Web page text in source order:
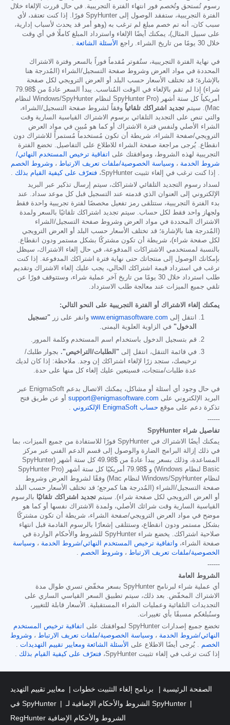
رسوم تُستحق وتُخصم فور انتهاء الفترة التجريبية. في حال قررت الإلغاء خلال
الفترة التجريبية، ستفقد الوصول إلى SpyHunter فورًا. إذا كنت تعتقد، لأي
سبب كان، أنه تم خصم مبلغ لم ترغب به (وهو أمر قد يحدث لأسباب إدارية،
على سبيل المثال)، يمكنك أيضًا الإلغاء واسترداد المبلغ كاملًا في أي وقت
خلال 30 يومًا من تاريخ الشراء. راجع
الأسئلة الشائعة .
في نهاية الفترة التجريبية، ستُفوتر مُقدماً فوراً بالسعر وفترة الاشتراك
المحددة في مواد العرض وشروط صفحة التسجيل/الشراء (المُدرجة هنا
بالإشارة؛ قد تختلف الأسعار حسب البلد أو العرض الترويجي لكل صفحة
شراء) إذا لم تقم بالإلغاء في الوقت المُناسب. يبدأ السعر عادةً من $79.98
أمريكياً كل ستة أشهر (SpyHunter Pro لنظام Windows/SpyHunter لنظام
Mac). سيتم
تجديد اشتراكك تلقائياً وفقاً لشروط صفحة التسجيل/الشراء،
والتي تنص على التجديد التلقائي برسوم الاشتراك القياسية السارية وقت
الشراء الأصلي ولنفس فترة الاشتراك أو كما هو مُبين في مواد العرض
الترويجي/صفحة الشراء، شريطة أن تكون مُستخدماً مُستمراً للاشتراك دون
انقطاع. يُرجى مراجعة صفحة الشراء للاطلاع على التفاصيل. تخضع الفترة
التجريبية لهذه الشروط، وموافقتك على
اتفاقية ترخيص المستخدم النهائي/
شروط الخدمة ، وسياسة الخصوصية/ملفات تعريف الارتباط ، وشروط الخصم
. إذا كنت ترغب في إلغاء تثبيت SpyHunter،
فتعرّف على كيفية القيام بذلك .
لسداد رسوم التجديد التلقائي لاشتراكك، سيتم إرسال تذكير عبر البريد
الإلكتروني إلى العنوان الذي قدمته عند التسجيل قبل كل موعد سداد. عند
بدء الفترة التجريبية، ستتلقى رمز تفعيل مخصصًا لفترة تجريبية واحدة فقط
ولجهاز واحد فقط لكل حساب. سيتم تجديد اشتراكك تلقائيًا بالسعر ولمدة
الاشتراك المحددة في مواد العرض وشروط صفحة التسجيل/الشراء
(المُدرجة هنا بالإشارة؛ قد تختلف الأسعار حسب البلد أو العرض الترويجي
لكل صفحة شراء)، شريطة أن تكون مشتركًا بشكل مستمر ودون انقطاع.
بالنسبة لمستخدمي الاشتراكات المدفوعة، في حال إلغاء الاشتراك، سيظل
بإمكانك الوصول إلى منتجاتك حتى نهاية فترة اشتراكك المدفوعة. إذا كنت
ترغب في استرداد قيمة اشتراكك الحالي، يجب عليك إلغاء الاشتراك وتقديم
طلب استرداد خلال 30 يومًا من تاريخ آخر عملية شراء، وستتوقف فورًا عن
تلقي جميع الميزات عند معالجة طلب الاسترداد.
يمكنك إلغاء الاشتراك أو الفترة التجريبية على النحو التالي:
انتقل إلى www.enigmasoftware.com وانقر على زر "تسجيل
الدخول" في الزاوية العلوية اليمنى.
قم بتسجيل الدخول باستخدام اسم المستخدم وكلمة المرور.
في قائمة التنقل، انتقل إلى "الطلبات/التراخيص". بجوار طلبك/
ترخيصك، ستجد زرًا لإلغاء اشتراكك إن وجد. ملاحظة: إذا كان لديك
عدة طلبات/منتجات، فسيتعين عليك إلغاء كل منها على حدة.
في حال وجود أي أسئلة أو مشاكل، يمكنك الاتصال بدعم EnigmaSoft عبر
البريد الإلكتروني على support@enigmasoftware.com أو عن طريق فتح
تذكرة دعم على موقع حساب EnigmaSoft الإلكتروني
------
تفاصيل شراء SpyHunter
يمكنك أيضًا الاشتراك في SpyHunter فورًا للاستفادة من جميع الميزات، بما
في ذلك إزالة البرامج الضارة والوصول إلى قسم الدعم الفني عبر مركز
المساعدة، وذلك بسعر يبدأ عادةً من $49.98
كل ستة أشهر (SpyHunter
Basic لنظام Windows) و
$79.98
أمريكيًا كل ستة أشهر (SpyHunter Pro
لنظام Windows/SpyHunter لنظام Mac) وفقًا لشروط العرض وشروط
صفحة التسجيل/الشراء (المُدرجة هنا كمرجع؛ قد تختلف الأسعار حسب البلد
أو العرض الترويجي لكل صفحة شراء). سيتم تجديد اشتراكك تلقائيًا بالرسوم
القياسية السارية وقت شرائك الأصلي، ولمدة الاشتراك نفسها أو كما هو
موضح في مواد العرض الترويجي/صفحة الشراء، شريطة أن تكون مشتركًا
بشكل مستمر ودون انقطاع، وستتلقى إشعارًا بالرسوم القادمة قبل انتهاء
صلاحية اشتراكك. يخضع شراء SpyHunter للشروط والأحكام الواردة في
صفحة الشراء، واتفاقية ترخيص المستخدم النهائي/شروط الخدمة ، وسياسة
الخصوصية/ملفات تعريف الارتباط ، وشروط الخصم
------
الشروط العامة
أي عملية شراء لبرنامج SpyHunter بسعر مخفّض تسري طوال مدة
الاشتراك المخفّض. بعد ذلك، سيتم تطبيق السعر القياسي الساري على
التجديدات التلقائية وعمليات الشراء المستقبلية. الأسعار قابلة للتغيير،
وسنُبلغكم مسبقًا بأي تغييرات.
تخضع جميع إصدارات SpyHunter لموافقتك على
اتفاقية ترخيص المستخدم
النهائي/شروط الخدمة ، وسياسة الخصوصية/ملفات تعريف الارتباط ، وشروط
الخصم
. يُرجى أيضًا الاطلاع على الأسئلة الشائعة ومعايير تقييم التهديدات
إذا كنت ترغب في إلغاء تثبيت SpyHunter،
فتعرّف على كيفية القيام بذلك
الصفحة الرئيسية برنامج إلغاء التثبيت خطوات
معايير تقييم التهديد
في SpyHunter
الشروط والأحكام الإضافية لـ SpyHunter
RegHunter الشروط والأحكام الإضافية